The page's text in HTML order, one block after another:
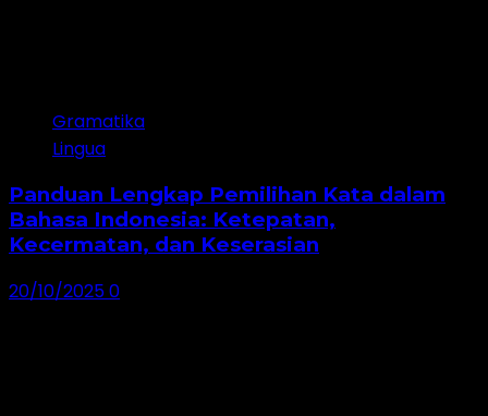
Gramatika
Lingua
Panduan Lengkap Pemilihan Kata dalam
Bahasa Indonesia: Ketepatan,
Kecermatan, dan Keserasian
20/10/20250